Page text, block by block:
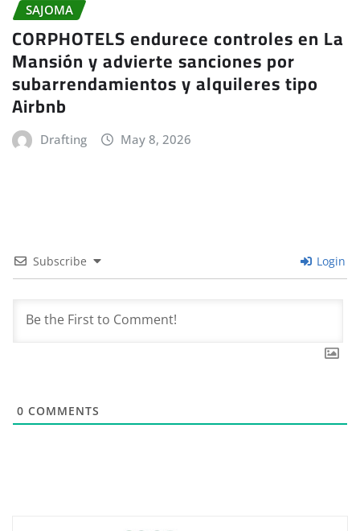
SAJOMA
CORPHOTELS endurece controles en La
Mansión y advierte sanciones por
subarrendamientos y alquileres tipo
Airbnb
Drafting May 8, 2026
Subscribe Login
0 COMMENTS